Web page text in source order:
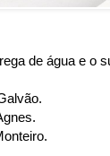
de água e o